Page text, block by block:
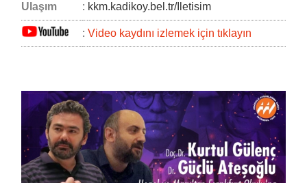
Ulaşım : kkm.kadikoy.bel.tr/Iletisim
: Video kaydını izlemek için tıklayın